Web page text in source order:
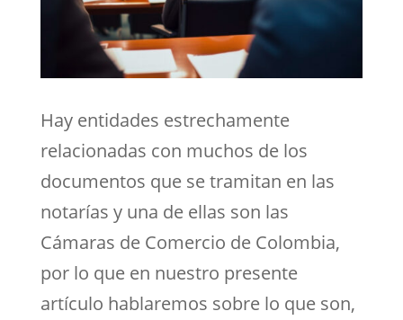
Hay entidades estrechamente
relacionadas con muchos de los
documentos que se tramitan en las
notarías y una de ellas son las
Cámaras de Comercio de Colombia,
por lo que en nuestro presente
artículo hablaremos sobre lo que son,